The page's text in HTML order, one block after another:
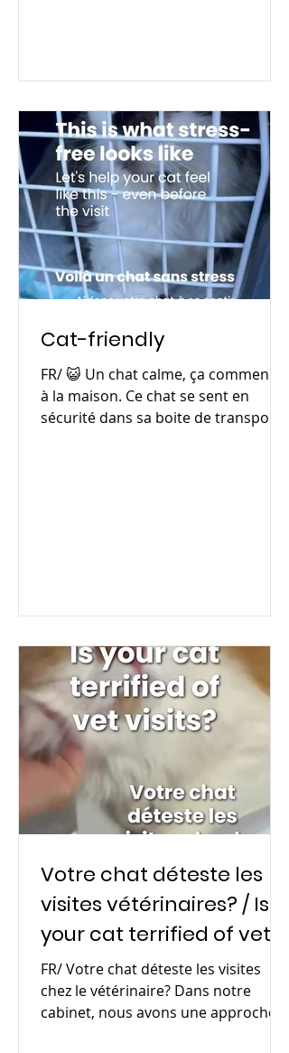
Cat-friendly
FR/ 😺 Un chat calme, ça commence
à la maison. Ce chat se sent en
sécurité dans sa boite de transport
Votre chat déteste les
visites vétérinaires? / Is
your cat terrified of vet
visits?
FR/ Votre chat déteste les visites
chez le vétérinaire? Dans notre
cabinet, nous avons une approche